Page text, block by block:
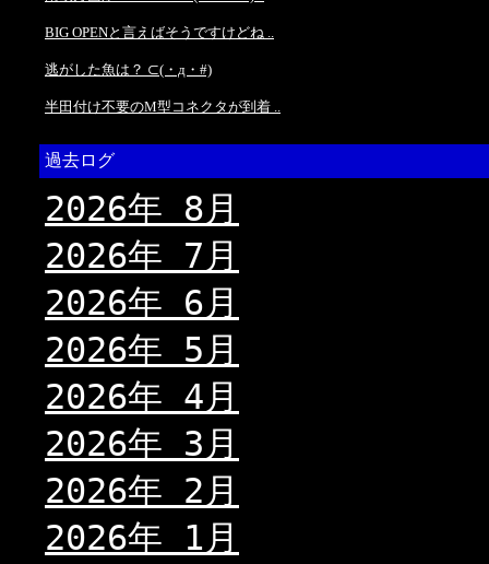
BIG OPENと言えばそうですけどね ..
逃がした魚は？ ⊂(・д・#)
半田付け不要のM型コネクタが到着 ..
過去ログ
2026年 8月
2026年 7月
2026年 6月
2026年 5月
2026年 4月
2026年 3月
2026年 2月
2026年 1月